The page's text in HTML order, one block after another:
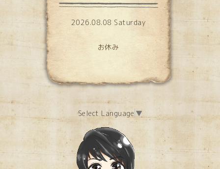
2026.08.08 Saturday
お休み
Select Language ▼